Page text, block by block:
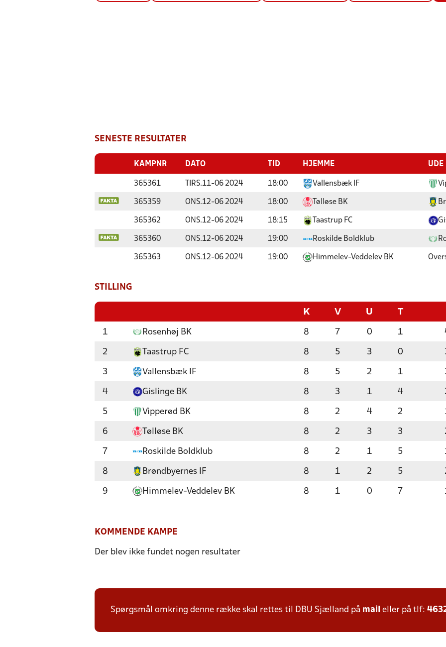
SENESTE RESULTATER
KAMPNR DATO TID HJEMME UDE
365361 TIRS.11-06 2024 18:00 Vallensbæk IF
365359 ONS.12-06 2024 18:00 Tølløse BK
365362 ONS.12-06 2024 18:15 Taastrup FC
365360 ONS.12-06 2024 19:00 Roskilde Boldklub
365363 ONS.12-06 2024 19:00 Himmelev-Veddelev BK
STILLING
K V U T
1 Rosenhøj BK 8 7 0 1
2 Taastrup FC 8 5 3 0
3 Vallensbæk IF 8 5 2 1
4 Gislinge BK 8 3 1 4
5 Vipperød BK 8 2 4 2
6 Tølløse BK 8 2 3 3
7 Roskilde Boldklub 8 2 1 5
8 Brøndbyernes IF 8 1 2 5
9 Himmelev-Veddelev BK 8 1 0 7
KOMMENDE KAMPE
Der blev ikke fundet nogen resultater
Spørgsmål omkring denne række skal rettes til DBU Sjælland på mail eller på tlf: